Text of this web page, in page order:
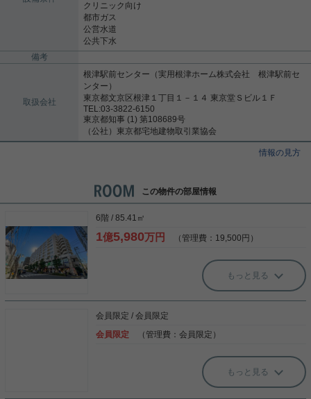
クリニック向け
都市ガス
公営水道
公共下水
備考
取扱会社
根津駅前センター（実用根津ホーム株式会社 根津駅前セ
ンター）
東京都文京区根津１丁目１－１４ 東京堂Ｓビル１Ｆ
TEL:03-3822-6150
東京都知事 (1) 第108689号
（公社）東京都宅地建物取引業協会
情報の見方
この物件の部屋情報
6階 / 85.41㎡
1億5,980万円 （管理費：19,500円）
もっと見る
会員限定 / 会員限定
会員限定 （管理費： 会員限定 ）
もっと見る